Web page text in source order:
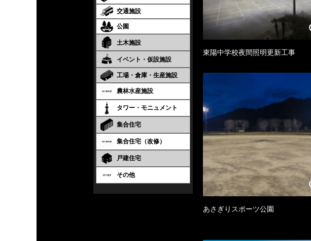
交通施設
公園
土木施設
イベント・仮設施設
工場・倉庫・生産施設
農林水産施設
タワー・モニュメント
集合住宅
集合住宅（改修）
戸建住宅
その他
東陽中学校夜間照明更新工事
あさぎりスポーツ公園